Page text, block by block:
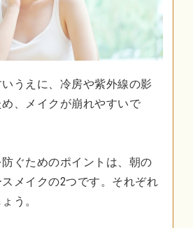
うえに、冷房や紫外線の影
、メイクが崩れやすいで
ぐためのポイントは、朝の
メイクの2つです。それぞれ
う。